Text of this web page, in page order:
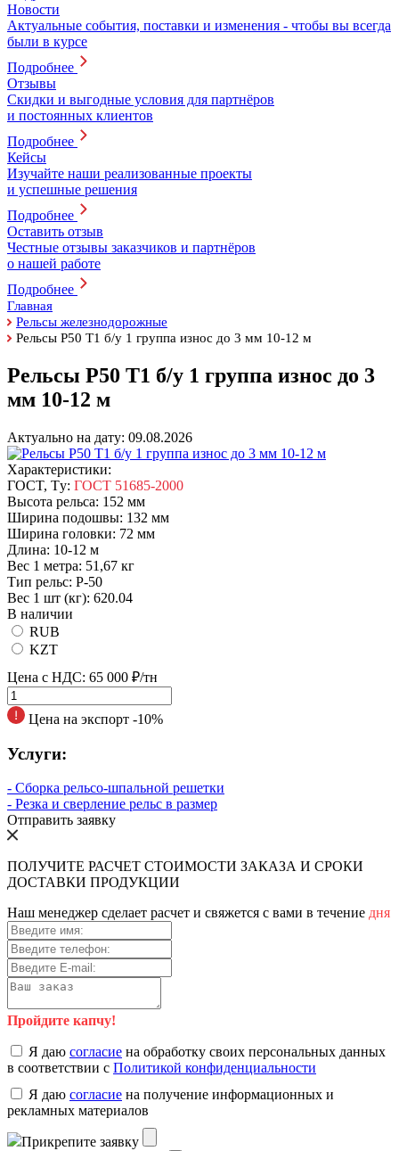
Новости
Актуальные события, поставки и изменения - чтобы вы всегда
были в курсе
Подробнее
Отзывы
Скидки и выгодные условия для партнёров
и постоянных клиентов
Подробнее
Кейсы
Изучайте наши реализованные проекты
и успешные решения
Подробнее
Оставить отзыв
Честные отзывы заказчиков и партнёров
о нашей работе
Подробнее
Главная
Рельсы железнодорожные
Рельсы Р50 Т1 б/у 1 группа износ до 3 мм 10-12 м
Рельсы Р50 Т1 б/у 1 группа износ до 3
мм 10-12 м
Актуально на дату: 09.08.2026
Характеристики:
ГOCT, Tу: ГОСТ 51685-2000
Высота рельса: 152 мм
Ширина подошвы: 132 мм
Ширина головки: 72 мм
Длина: 10-12 м
Вес 1 метра: 51,67 кг
Tип peльc: Р-50
Вес 1 шт (кг): 620.04
В наличии
RUB
KZT
Цена с НДС: 65 000 ₽/тн
Цена на экспорт -10%
Услуги:
- Сборка рельсо-шпальной решетки
- Резка и сверление рельс в размер
Отправить заявку
ПОЛУЧИТЕ РАСЧЕТ СТОИМОСТИ ЗАКАЗА И СРОКИ
ДОСТАВКИ ПРОДУКЦИИ
Наш менеджер сделает расчет и свяжется с вами в течение дня
Пройдите капчу!
Я даю согласие на обработку своих персональных данных
в соответствии с Политикой конфиденциальности
Я даю согласие на получение информационных и
рекламных материалов
Прикрепите заявку